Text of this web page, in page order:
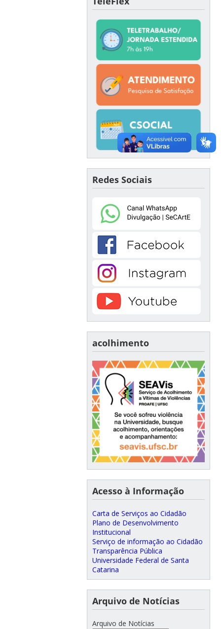
Redes Sociais
acolhimento
Acesso à Informação
Carta de Serviços ao Cidadão
Plano de Desenvolvimento
Institucional
Serviço de informação ao Cidadão
Transparência Pública
Universidade Federal de Santa
Catarina
Arquivo de Notícias
Arquivo de Notícias